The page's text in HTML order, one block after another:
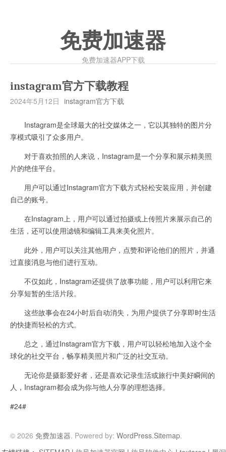
免费加速器
免费加速器APP下载
instagram官方下载教程
2024年5月12日 instagram官方下载
Instagram是全球最大的社交媒体之一，它以其独特的图片分
享模式吸引了众多用户。
对于喜欢拍照的人来说，Instagram是一个分享和展示精美照
片的绝佳平台。
用户可以通过Instagram官方下载方式轻松安装应用，并创建
自己的账号。
在Instagram上，用户可以通过拍摄或上传照片来展示自己的
生活，还可以使用滤镜和编辑工具来美化照片。
此外，用户可以关注其他用户，点赞和评论他们的照片，并通
过直接消息与他们进行互动。
不仅如此，Instagram还提供了故事功能，用户可以利用它来
分享短暂的生活片段。
这些故事会在24小时后自动消失，为用户提供了分享即时生活
的快捷而轻松的方式。
总之，通过Instagram官方下载，用户可以轻松地加入这个全
球化的社交平台，畅享精美照片和广泛的社交互动。
无论你是摄影爱好者，还是喜欢记录生活或旅行中美好瞬间的
人，Instagram都会成为你与他人分享的理想选择。
#24#
© 2026 免费加速器. Powered by: WordPress.Sitemap.